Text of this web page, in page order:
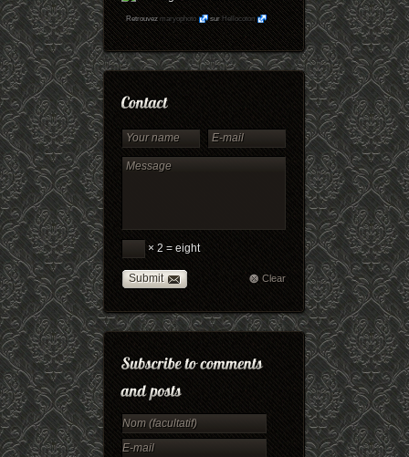
Retrouvezmaryophoto surHellocoton
× 2 = eight
Submit Clear